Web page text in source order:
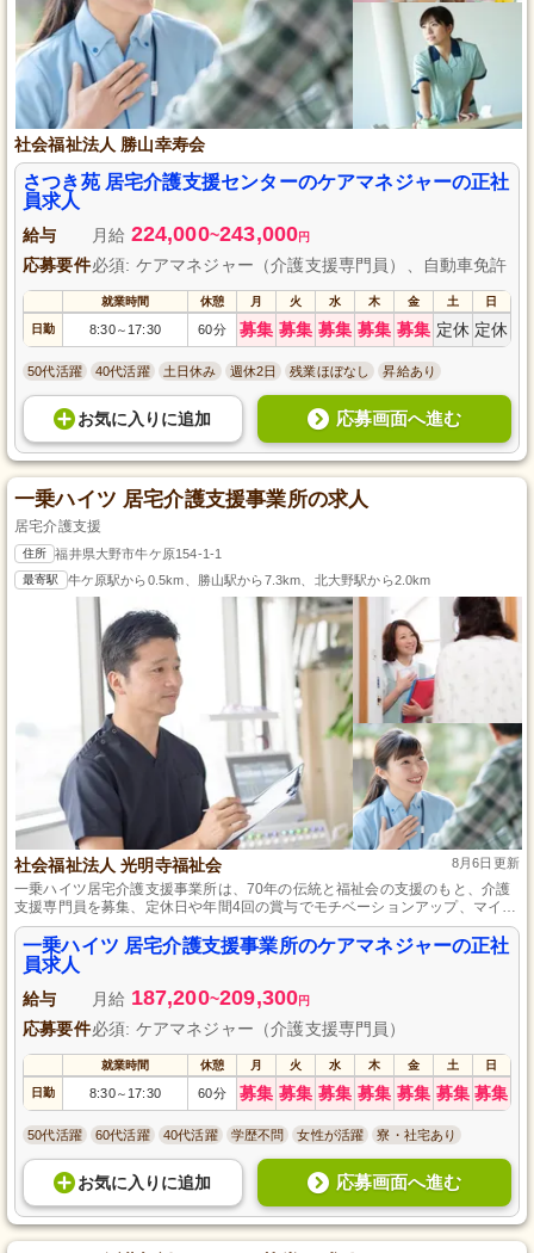
社会福祉法人 勝山幸寿会
さつき苑 居宅介護支援センターのケアマネジャーの正社
員求人
給与 月給 224,000~243,000円
応募要件必須: ケアマネジャー（介護支援専門員）、自動車免許
就業時間 休憩 月 火 水 木 金 土 日
日勤 8:30～ 17:30 60分 募集 募集 募集 募集 募集 定休 定休
50代活躍 40代活躍 土日休み 週休2日 残業ほぼなし 昇給あり
お気に入り に追加 応募画面へ進む
一乗ハイツ 居宅介護支援事業所の求人
居宅介護支援
住所 福井県大野市牛ケ原154-1-1
最寄駅 牛ケ原駅から0.5km、勝山駅から7.3km、北大野駅から2.0km
社会福祉法人 光明寺福祉会 8月6日更新
一乗ハイツ居宅介護支援事業所は、70年の伝統と福祉会の支援のもと、介護
支援専門員を募集、定休日や年間4回の賞与でモチベーションアップ、マイカ
ー通勤を可能にし、プライベートと仕事の両立をサポートします。
一乗ハイツ 居宅介護支援事業所のケアマネジャーの正社
員求人
給与 月給 187,200~209,300円
応募要件必須: ケアマネジャー（介護支援専門員）
就業時間 休憩 月 火 水 木 金 土 日
日勤 8:30～ 17:30 60分 募集 募集 募集 募集 募集 募集 募集
50代活躍 60代活躍 40代活躍 学歴不問 女性が活躍 寮・社宅あり
お気に入り に追加 応募画面へ進む